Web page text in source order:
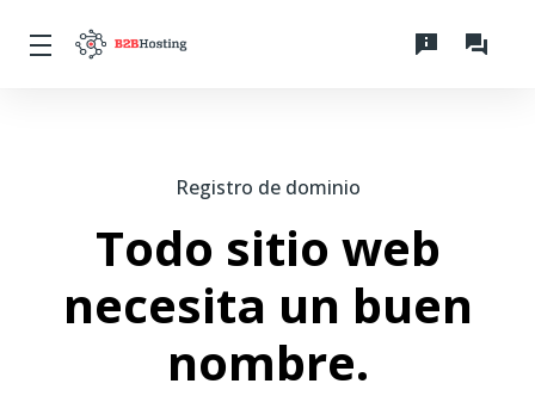
Registro de dominio
Todo sitio web
necesita un buen
nombre.